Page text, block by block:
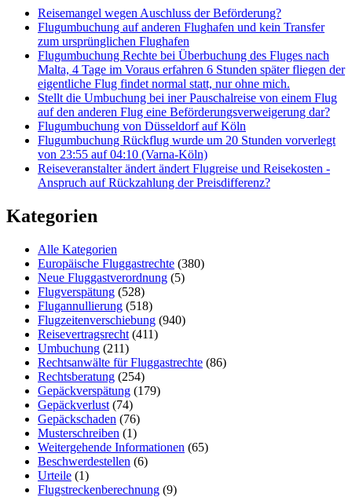
Reisemangel wegen Auschluss der Beförderung?
Flugumbuchung auf anderen Flughafen und kein Transfer
zum ursprünglichen Flughafen
Flugumbuchung Rechte bei Überbuchung des Fluges nach
Malta, 4 Tage im Voraus erfahren 6 Stunden später fliegen der
eigentliche Flug findet normal statt, nur ohne mich.
Stellt die Umbuchung bei iner Pauschalreise von einem Flug
auf den anderen Flug eine Beförderungsverweigerung dar?
Flugumbuchung von Düsseldorf auf Köln
Flugumbuchung Rückflug wurde um 20 Stunden vorverlegt
von 23:55 auf 04:10 (Varna-Köln)
Reiseveranstalter ändert ändert Flugreise und Reisekosten -
Anspruch auf Rückzahlung der Preisdifferenz?
Kategorien
Alle Kategorien
Europäische Fluggastrechte (380)
Neue Fluggastverordnung (5)
Flugverspätung (528)
Flugannullierung (518)
Flugzeitenverschiebung (940)
Reisevertragsrecht (411)
Umbuchung (211)
Rechtsanwälte für Fluggastrechte (86)
Rechtsberatung (254)
Gepäckverspätung (179)
Gepäckverlust (74)
Gepäckschaden (76)
Musterschreiben (1)
Weitergehende Informationen (65)
Beschwerdestellen (6)
Urteile (1)
Flugstreckenberechnung (9)